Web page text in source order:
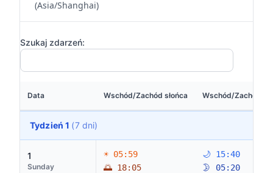
(Asia/Shanghai)
Szukaj zdarzeń:
Data Wschód/Zachód słońca Wschód/Zachód
Tydzień 1 (7 dni)
1
Sunday
☀ 05:59
🌅 18:05
🌙 15:40
🌛 05:20